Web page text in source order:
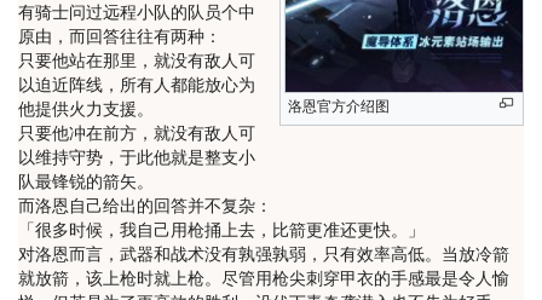
洛恩官方介绍图
有骑士问过远程小队的队员个中
原由，而回答往往有两种：
只要他站在那里，就没有敌人可
以迫近阵线，所有人都能放心为
他提供火力支援。
只要他冲在前方，就没有敌人可
以维持守势，于此他就是整支小
队最锋锐的箭矢。
而洛恩自己给出的回答并不复杂：
「很多时候，我自己用枪捅上去，比箭更准还更快。」
对洛恩而言，武器和战术没有孰强孰弱，只有效率高低。当放冷箭
就放箭，该上枪时就上枪。尽管用枪尖刺穿甲衣的手感最是令人愉